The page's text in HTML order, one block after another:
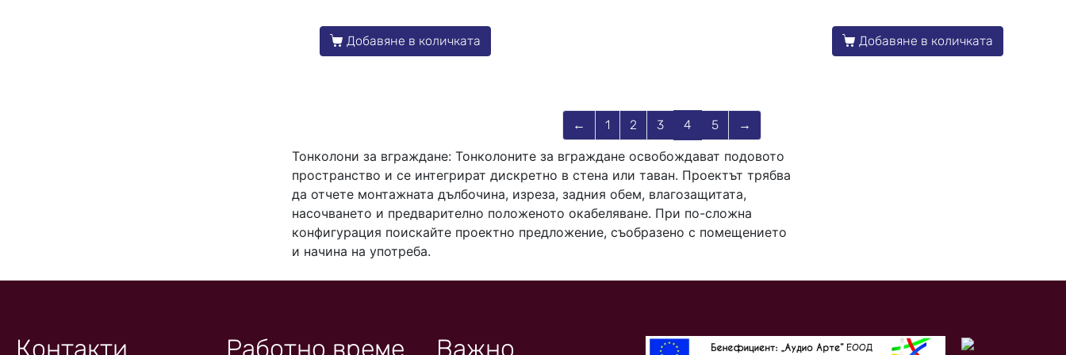
Добавяне в количката Добавяне в количката
← 1 2 3 4 5 →
Тонколони за вграждане: Тонколоните за вграждане освобождават подовото
пространство и се интегрират дискретно в стена или таван. Проектът трябва
да отчете монтажната дълбочина, изреза, задния обем, влагозащитата,
насочването и предварително положеното окабеляване. При по-сложна
конфигурация поискайте проектно предложение, съобразено с помещението
и начина на употреба.